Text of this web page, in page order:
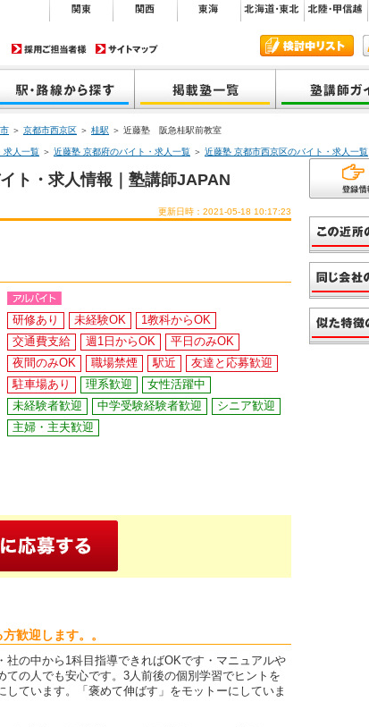
＞ 京都市西京区 ＞ 桂駅 ＞ 近藤塾 阪急桂駅前教室
求人一覧 ＞ 近藤塾 京都府のバイト・求人一覧 ＞ 近藤塾 京都市西京区のバイト・求人一覧
ト・求人情報｜塾講師JAPAN
更新日時：2021-05-18 10:17:23
研修あり 未経験OK
1教科からOK
交通費支給
週1日からOK
平日のみOK
夜間のみOK
職場禁煙 駅近
友達と応募歓迎
駐車場あり
理系歓迎
女性活躍中
未経験者歓迎
中学受験経験者歓迎
シニア歓迎
主婦・主夫歓迎
歓迎します。。
の中から1科目指導できればOKです・マニュアルや
の人でも安心です。3人前後の個別学習でヒントを
ています。「褒めて伸ばす」をモットーにしていま